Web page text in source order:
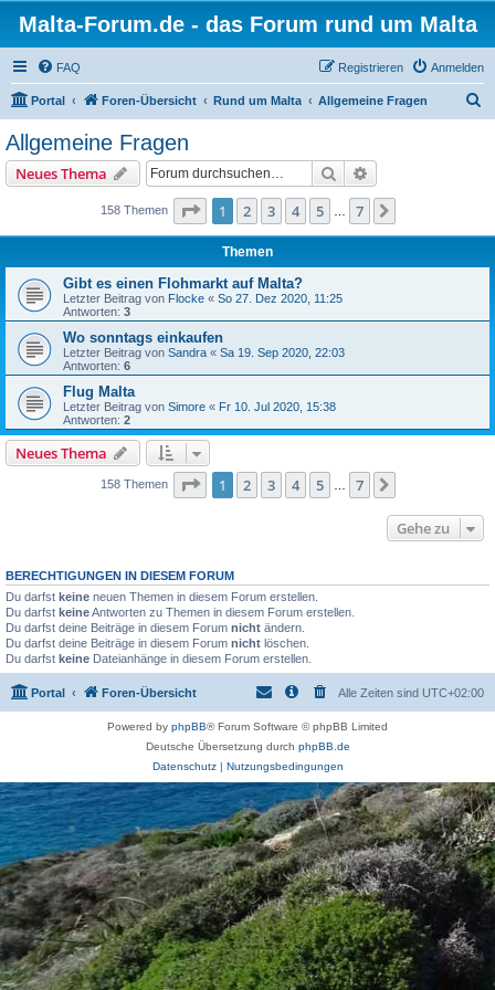
Malta-Forum.de - das Forum rund um Malta
FAQ Anmelden
Registrieren
Portal Foren-Übersicht Rund um Malta Allgemeine Fragen
Allgemeine Fragen
Neues Thema Suche
158 Themen Seite 1von
1 2 3 4 5 7
Themen
Gibt es einen Flohmarkt auf Malta?
Letzter Beitrag von Flocke « So 27. Dez 2020, 11:25
Antworten: 3
Wo sonntags einkaufen
Letzter Beitrag von Sandra « Sa 19. Sep 2020, 22:03
Antworten: 6
Flug Malta
Letzter Beitrag von Simore « Fr 10. Jul 2020, 15:38
Antworten: 2
Neues Thema
158 Themen Seite 1von
1 2 3 4 5 7
Gehe zu
BERECHTIGUNGEN IN DIESEM FORUM
Du darfst keine neuen Themen in diesem Forum erstellen.
Du darfst keineAntworten zu Themen in diesem Forum erstellen.
Du darfst deine Beiträge in diesem Forum nicht ändern.
Du darfst deine Beiträge in diesem Forum nicht löschen.
Du darfst keine Dateianhänge in diesem Forum erstellen.
Portal Foren-Übersicht Alle Zeiten sind UTC+02:00
Powered by phpBB® Forum Software © phpBB Limited
Deutsche Übersetzung durch phpBB.de
Datenschutz| Nutzungsbedingungen